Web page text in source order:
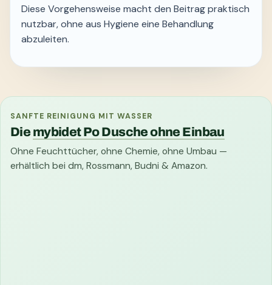
Diese Vorgehensweise macht den Beitrag praktisch
nutzbar, ohne aus Hygiene eine Behandlung
abzuleiten.
SANFTE REINIGUNG MIT WASSER
Die mybidet Po Dusche ohne Einbau
Ohne Feuchttücher, ohne Chemie, ohne Umbau —
erhältlich bei dm, Rossmann, Budni & Amazon.